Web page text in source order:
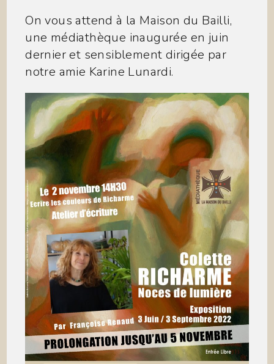
On vous attend à la Maison du Bailli,
une médiathèque inaugurée en juin
dernier et sensiblement dirigée par
notre amie Karine Lunardi.